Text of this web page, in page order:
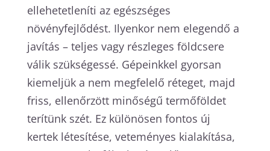
ellehetetleníti az egészséges
növényfejlődést. Ilyenkor nem elegendő a
javítás – teljes vagy részleges földcsere
válik szükségessé. Gépeinkkel gyorsan
kiemeljük a nem megfelelő réteget, majd
friss, ellenőrzött minőségű termőföldet
terítünk szét. Ez különösen fontos új
kertek létesítése, veteményes kialakítása,